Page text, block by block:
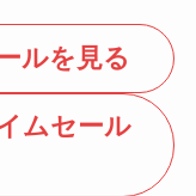
ルを見る
ムセール